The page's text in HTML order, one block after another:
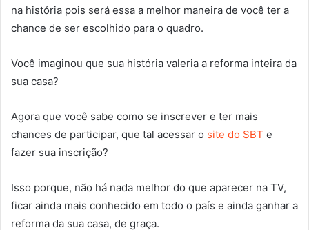
na história pois será essa a melhor maneira de você ter a
chance de ser escolhido para o quadro.
Você imaginou que sua história valeria a reforma inteira da
sua casa?
Agora que você sabe como se inscrever e ter mais
chances de participar, que tal acessar o site do SBT e
fazer sua inscrição?
Isso porque, não há nada melhor do que aparecer na TV,
ficar ainda mais conhecido em todo o país e ainda ganhar a
reforma da sua casa, de graça.